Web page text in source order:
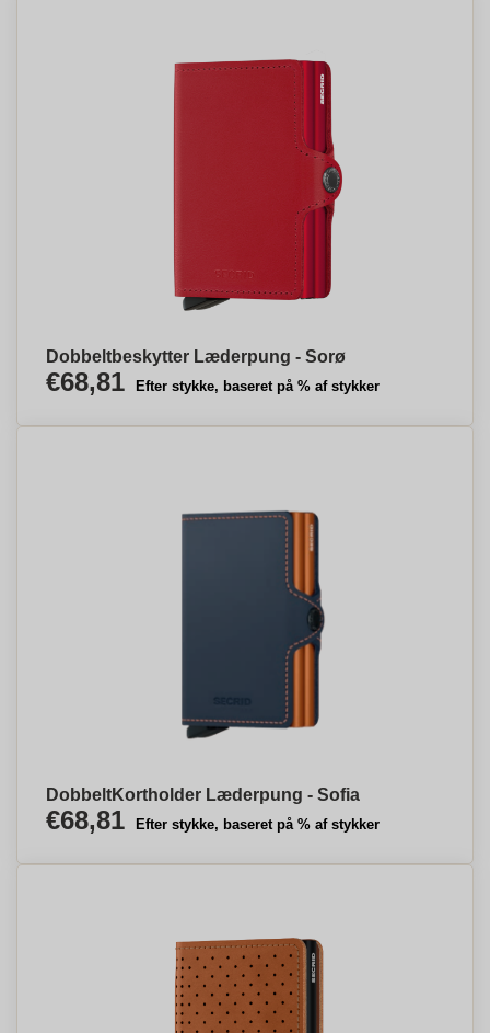
Dobbeltbeskytter Læderpung - Sorø
€68,81 Efter stykke, baseret på % af stykker
DobbeltKortholder Læderpung - Sofia
€68,81 Efter stykke, baseret på % af stykker